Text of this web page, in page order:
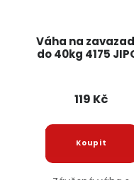
Váha na
do 40kg 4175
119 Kč